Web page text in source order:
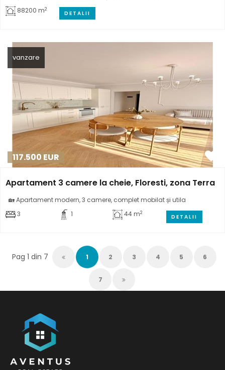
88200 m2
DETALII
vanzare
117.500 EUR
Apartament 3 camere la cheie, Floresti, zona Terra
🏡 Apartament modern, 3 camere, complet mobilat și utila
3
1 44 m2
DETALII
Pag 1 din 7 1 2 3 4 5 6
7